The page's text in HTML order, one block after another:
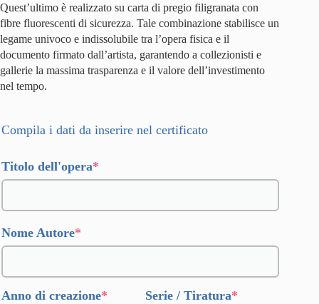
Quest’ultimo è realizzato su carta di pregio filigranata con
fibre fluorescenti di sicurezza. Tale combinazione stabilisce un
legame univoco e indissolubile tra l’opera fisica e il
documento firmato dall’artista, garantendo a collezionisti e
gallerie la massima trasparenza e il valore dell’investimento
nel tempo.
Compila i dati da inserire nel certificato
Titolo dell'opera*
Nome Autore*
Anno di creazione* (required)Serie / Tiratura*